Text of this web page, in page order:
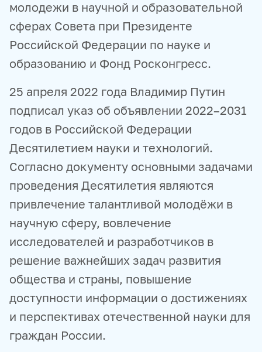
молодежи в научной и образовательной
сферах Совета при Президенте
Российской Федерации по науке и
образованию и Фонд Росконгресс.
25 апреля 2022 года Владимир Путин
подписал указ об объявлении 2022–2031
годов в Российской Федерации
Десятилетием науки и технологий.
Согласно документу основными задачами
проведения Десятилетия являются
привлечение талантливой молодёжи в
научную сферу, вовлечение
исследователей и разработчиков в
решение важнейших задач развития
общества и страны, повышение
доступности информации о достижениях
и перспективах отечественной науки для
граждан России.